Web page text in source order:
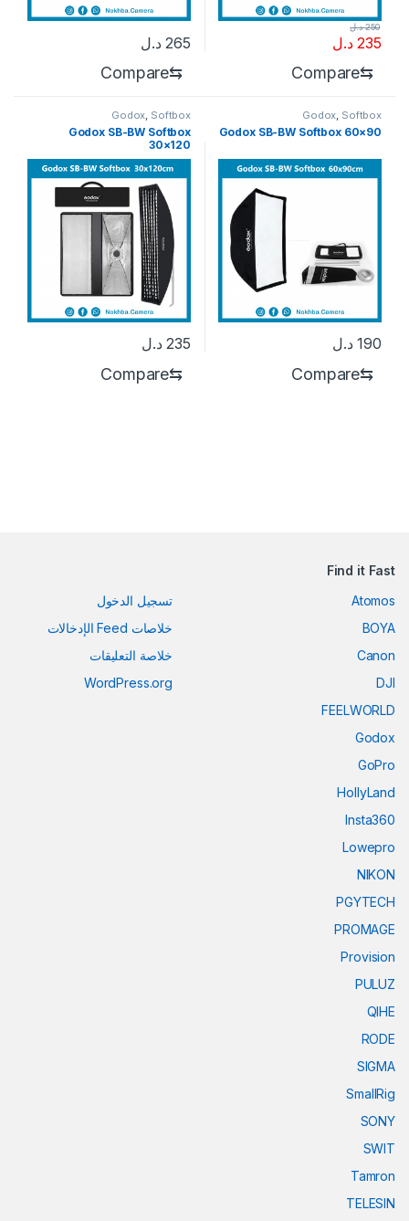
235 د.ل
250 د.ل
⇆
Compare
265 د.ل
⇆
Compare
Godox, Softbox
Godox SB-BW Softbox 60×90
190 د.ل
⇆
Compare
Godox, Softbox
Godox SB-BW Softbox
30×120
235 د.ل
⇆
Compare
Find it Fast
Atomos
BOYA
Canon
DJI
FEELWORLD
Godox
GoPro
HollyLand
Insta360
Lowepro
NIKON
PGYTECH
PROMAGE
Provision
PULUZ
QIHE
RODE
SIGMA
SmallRig
SONY
SWIT
Tamron
TELESIN
تسجيل الدخول
خلاصات Feed الإدخالات
خلاصة التعليقات
WordPress.org